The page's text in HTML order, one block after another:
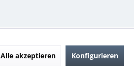
Alle akzeptieren Konfigurieren